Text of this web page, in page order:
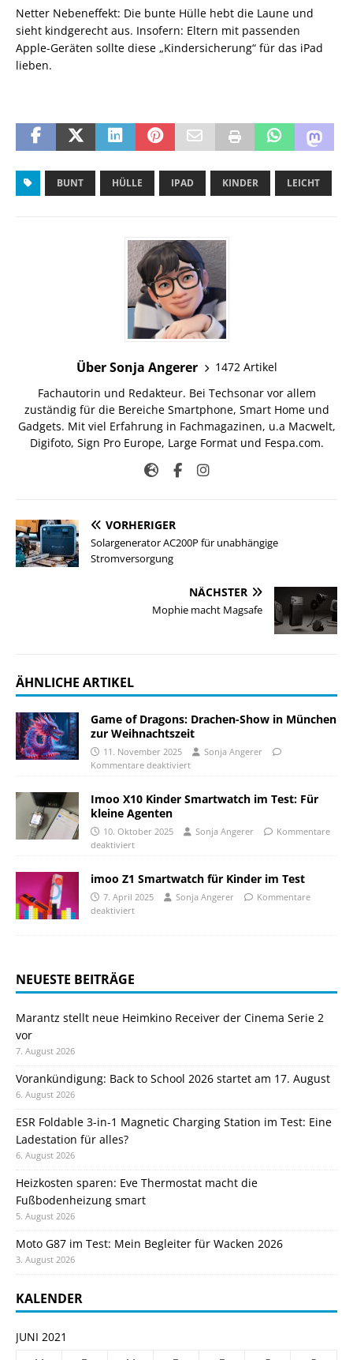
Netter Nebeneffekt: Die bunte Hülle hebt die Laune und
sieht kindgerecht aus. Insofern: Eltern mit passenden
Apple-Geräten sollte diese „Kindersicherung“ für das iPad
lieben.
BUNT HÜLLE IPAD KINDER LEICHT
Über Sonja Angerer
1472 Artikel
Fachautorin und Redakteur. Bei Techsonar vor allem
zuständig für die Bereiche Smartphone, Smart Home und
Gadgets. Mit viel Erfahrung in Fachmagazinen, u.a Macwelt,
Digifoto, Sign Pro Europe, Large Format und Fespa.com.
VORHERIGER
Solargenerator AC200P für unabhängige
Stromversorgung
NÄCHSTER
Mophie macht Magsafe
ÄHNLICHE ARTIKEL
Game of Dragons: Drachen-Show in München
zur Weihnachtszeit
11. November 2025
Sonja Angerer
Kommentare deaktiviert
Imoo X10 Kinder Smartwatch im Test: Für
kleine Agenten
10. Oktober 2025 Sonja Angerer
Kommentare
deaktiviert
imoo Z1 Smartwatch für Kinder im Test
7. April 2025 Sonja Angerer
Kommentare
deaktiviert
NEUESTE BEITRÄGE
Marantz stellt neue Heimkino Receiver der Cinema Serie 2
vor
7. August 2026
Vorankündigung: Back to School 2026 startet am 17. August
6. August 2026
ESR Foldable 3-in-1 Magnetic Charging Station im Test: Eine
Ladestation für alles?
6. August 2026
Heizkosten sparen: Eve Thermostat macht die
Fußbodenheizung smart
5. August 2026
Moto G87 im Test: Mein Begleiter für Wacken 2026
3. August 2026
KALENDER
JUNI 2021